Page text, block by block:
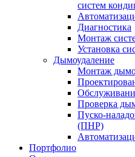
систем
Диагностика
Монтаж
Установка
Дымоудаление
Монтаж
Проверка
Пуско-
(ПНР)
Портфолио